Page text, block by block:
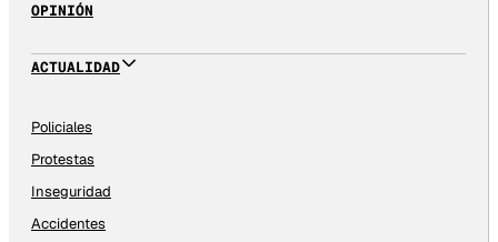
OPINIÓN
ACTUALIDAD
Policiales
Protestas
Inseguridad
Accidentes